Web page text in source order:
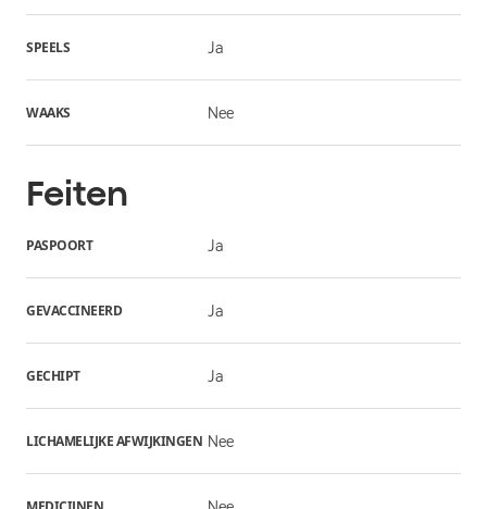
SPEELS Ja
WAAKS Nee
Feiten
PASPOORT Ja
GEVACCINEERD Ja
GECHIPT Ja
LICHAMELIJKE AFWIJKINGEN Nee